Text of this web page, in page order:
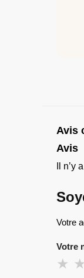
Avis
Avis
Il n’y
Votre
Votre